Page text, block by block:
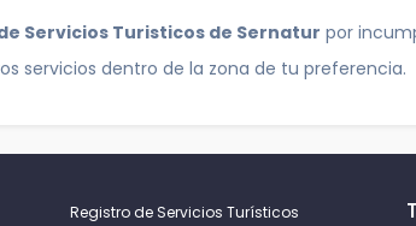
Servicios Turisticos de Sernatur por
servicios dentro de la zona de tu preferencia.
Registro de Servicios Turísticos